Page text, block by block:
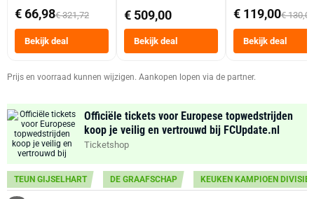
abonnement
€ 66,98€ 321,72
Bekijk deal
€ 509,00
Bekijk deal
Dubbele Mand 9
Tot 6 Personen
Heteluchtfriteuse
Zwart
€ 119,00€ 130,00
Bekijk deal
Prijs en voorraad kunnen wijzigen. Aankopen lopen via de partner.
Officiële tickets voor Europese topwedstrijden
koop je veilig en vertrouwd bij FCUpdate.nl
Ticketshop
TEUN GIJSELHART DE GRAAFSCHAP KEUKEN KAMPIOEN DIVISIE